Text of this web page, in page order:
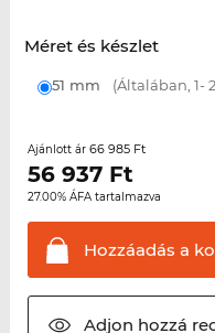
Méret és készlet
51 mm (Általában, 1-
Ajánlott ár 66 985 Ft
56 937Ft
27.00% ÁFA tartalmazva
Hozzáadás a
Adjon hozzá